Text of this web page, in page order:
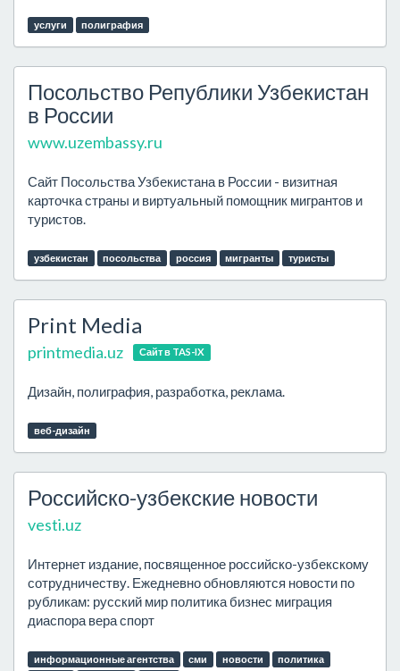
услуги полиграфия
Посольство Републики Узбекистан
в России
www.uzembassy.ru
Сайт Посольства Узбекистана в России - визитная
карточка страны и виртуальный помощник мигрантов и
туристов.
узбекистан посольства россия мигранты туристы
Print Media
printmedia.uz Сайт в TAS-IX
Дизайн, полиграфия, разработка, реклама.
веб-дизайн
Российско-узбекские новости
vesti.uz
Интернет издание, посвященное российско-узбекскому
сотрудничеству. Ежедневно обновляются новости по
рубликам: русский мир политика бизнес миграция
диаспора вера спорт
информационные агентства сми новости
политика